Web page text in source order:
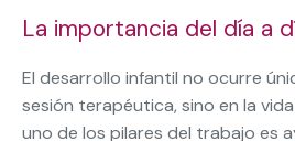
La importancia del día a
El desarrollo infantil no ocurre
sesión terapéutica, sino en la
uno de los pilares del trabajo es